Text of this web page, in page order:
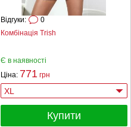
Комбінація Trish
Відгуки: 0
Є в наявності
Ціна: 771 грн
Купити